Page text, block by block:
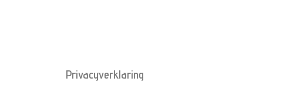
Privacyverklaring